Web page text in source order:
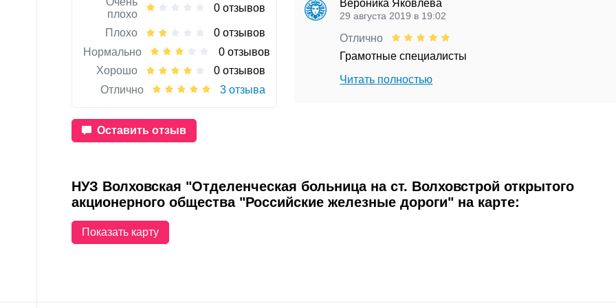
плохо
0 отзывов
Плохо
0 отзывов
Нормально
0 отзывов
Хорошо
0 отзывов
Отлично
3 отзыва
Оставить отзыв
Вероника Яковлева
29 августа 2019 в 19:02
Отлично
Грамотные специалисты
Читать полностью
НУЗ Волховская "Отделенческая больница на ст. Волховстрой открытого
акционерного общества "Российские железные дороги" на карте:
Показать карту